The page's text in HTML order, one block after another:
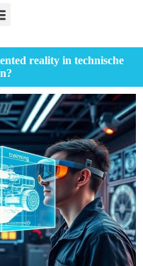
reality in technische